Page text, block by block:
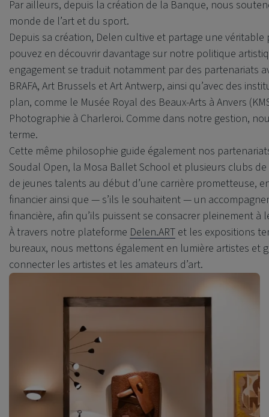
Par ailleurs, depuis la création de la Banque, nous
monde de l’art et du sport.
Depuis sa création, Delen cultive et partage une
pouvez en découvrir davantage sur notre politique
engagement se traduit notamment par des partenariats
BRAFA, Art Brussels et Art Antwerp, ainsi qu’avec des
plan, comme le Musée Royal des Beaux-Arts à Anvers
Photographie à Charleroi. Comme dans notre gestion,
terme.
Cette même philosophie guide également nos
Soudal Open, la Mosa Ballet School et plusieurs clubs
de jeunes talents au début d’une carrière prometteuse,
financier ainsi que — s’ils le souhaitent — un
financière, afin qu’ils puissent se consacrer pleinement à
À travers notre plateforme Delen.ART et les expositions
bureaux, nous mettons également en lumière artistes et
connecter les artistes et les amateurs d’art.